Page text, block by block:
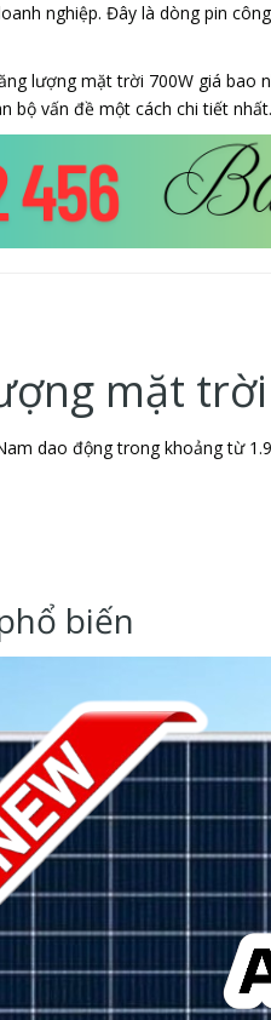
nghiệp. Đây là dòng pin
lượng mặt trời 700W giá bao
bộ vấn đề một cách chi tiết nhất.
mặt
dao động trong khoảng từ
biến